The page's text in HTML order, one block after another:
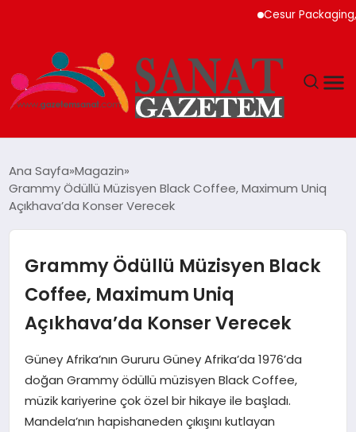
Cesur Packaging,
TEKNOLOJI
YAŞAM
EKONOMI
SAĞLIK
Ana Sayfa Magazin
Grammy Ödüllü Müzisyen Black Coffee, Maximum Uniq
Açıkhava’da Konser Verecek
Grammy Ödüllü Müzisyen Black
Coffee, Maximum Uniq
Açıkhava’da Konser Verecek
Güney Afrika’nın Gururu Güney Afrika’da 1976’da
doğan Grammy ödüllü müzisyen Black Coffee,
müzik kariyerine çok özel bir hikaye ile başladı.
Mandela’nın hapishaneden çıkışını kutlayan